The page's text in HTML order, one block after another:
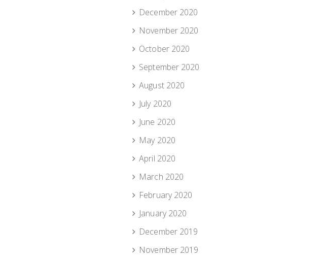
December 2020
November 2020
October 2020
September 2020
August 2020
July 2020
June 2020
May 2020
April 2020
March 2020
February 2020
January 2020
December 2019
November 2019